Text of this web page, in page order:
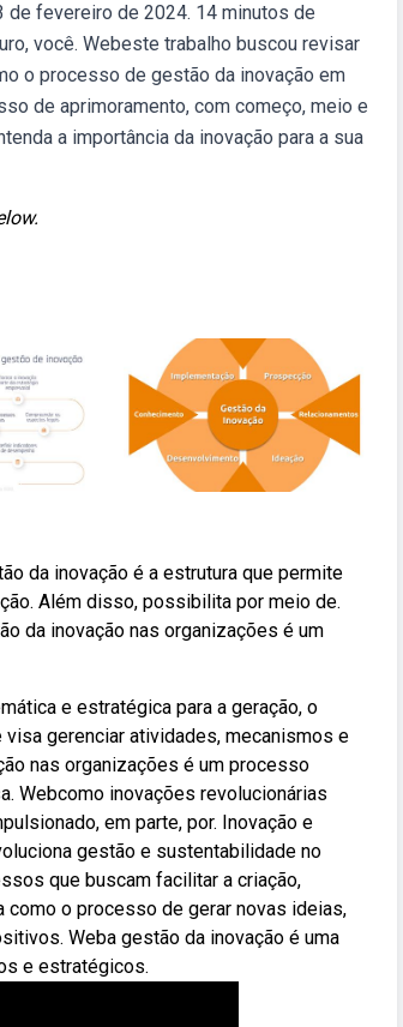
de fevereiro de 2024. 14 minutos de
você. Webeste trabalho buscou revisar
o processo de gestão da inovação em
de aprimoramento, com começo, meio e
a importância da inovação para a sua
da inovação é a estrutura que permite
Além disso, possibilita por meio de.
da inovação nas organizações é um
e estratégica para a geração, o
gerenciar atividades, mecanismos e
nas organizações é um processo
Webcomo inovações revolucionárias
em parte, por. Inovação e
gestão e sustentabilidade no
que buscam facilitar a criação,
como o processo de gerar novas ideias,
Weba gestão da inovação é uma
e estratégicos.